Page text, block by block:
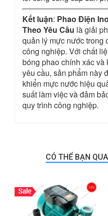
Kết luận: Phao Điện
Theo Yêu Cầu là giải
quản lý mực nước trong
công nghiệp. Với chất
bóng phao chính xác
yêu cầu, sản phẩm này
khiển mực nước hiệu
suất làm việc và đảm
quy trình công nghiệp.
CÓ THỂ BẠN